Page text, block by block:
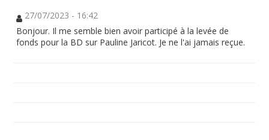
27/07/2023 - 16:42
Bonjour. Il me semble bien avoir participé à la levée de
fonds pour la BD sur Pauline Jaricot. Je ne l'ai jamais reçue.